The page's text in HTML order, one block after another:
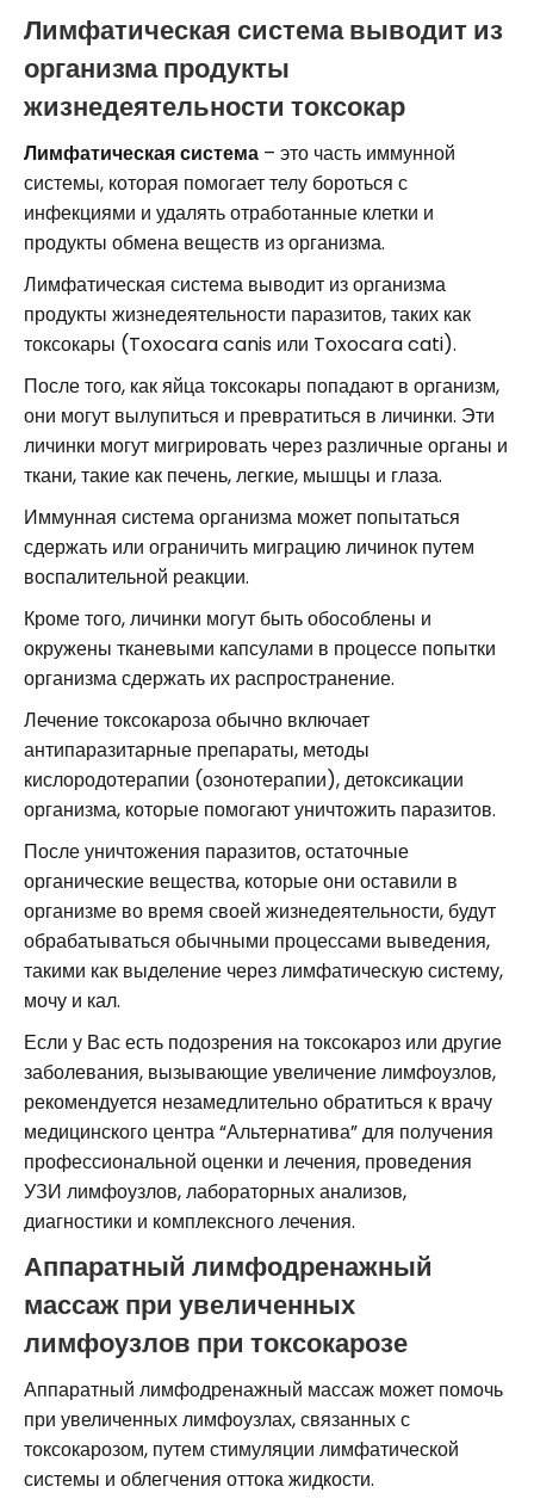
Лимфатическая система выводит из
организма продукты
жизнедеятельности токсокар
Лимфатическая система – это часть иммунной
системы, которая помогает телу бороться с
инфекциями и удалять отработанные клетки и
продукты обмена веществ из организма.
Лимфатическая система выводит из организма
продукты жизнедеятельности паразитов, таких как
токсокары (Toxocara canis или Toxocara cati).
После того, как яйца токсокары попадают в организм,
они могут вылупиться и превратиться в личинки. Эти
личинки могут мигрировать через различные органы и
ткани, такие как печень, легкие, мышцы и глаза.
Иммунная система организма может попытаться
сдержать или ограничить миграцию личинок путем
воспалительной реакции.
Кроме того, личинки могут быть обособлены и
окружены тканевыми капсулами в процессе попытки
организма сдержать их распространение.
Лечение токсокароза обычно включает
антипаразитарные препараты, методы
кислородотерапии (озонотерапии), детоксикации
организма, которые помогают уничтожить паразитов.
После уничтожения паразитов, остаточные
органические вещества, которые они оставили в
организме во время своей жизнедеятельности, будут
обрабатываться обычными процессами выведения,
такими как выделение через лимфатическую систему,
мочу и кал.
Если у Вас есть подозрения на токсокароз или другие
заболевания, вызывающие увеличение лимфоузлов,
рекомендуется незамедлительно обратиться к врачу
медицинского центра “Альтернатива” для получения
профессиональной оценки и лечения, проведения
УЗИ лимфоузлов, лабораторных анализов,
диагностики и комплексного лечения.
Аппаратный лимфодренажный
массаж при увеличенных
лимфоузлов при токсокарозе
Аппаратный лимфодренажный массаж может помочь
при увеличенных лимфоузлах, связанных с
токсокарозом, путем стимуляции лимфатической
системы и облегчения оттока жидкости.